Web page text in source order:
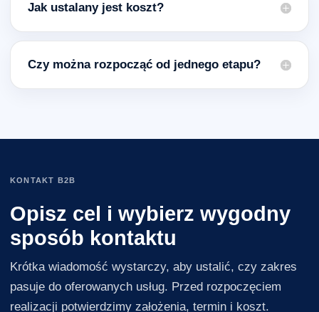
Jak ustalany jest koszt?
Czy można rozpocząć od jednego etapu?
KONTAKT B2B
Opisz cel i wybierz wygodny
sposób kontaktu
Krótka wiadomość wystarczy, aby ustalić, czy zakres
pasuje do oferowanych usług. Przed rozpoczęciem
realizacji potwierdzimy założenia, termin i koszt.